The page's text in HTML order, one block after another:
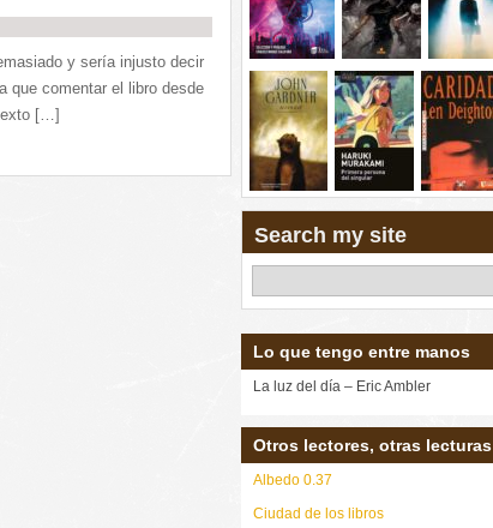
y sería injusto decir
que comentar el libro desde
[…]
Search my site
Lo que tengo entre manos
La luz del día – Eric Ambler
Otros lectores, otras lecturas
Albedo 0.37
Ciudad de los libros